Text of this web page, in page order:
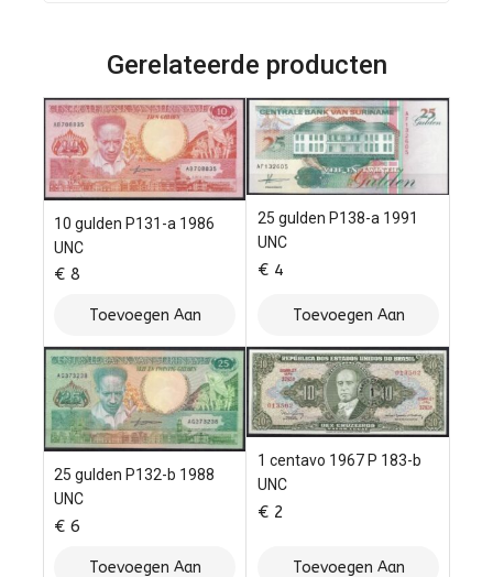
Gerelateerde producten
10 gulden P131-a 1986
UNC
€ 8
Toevoegen Aan
Winkelwagen
25 gulden P138-a 1991
UNC
€ 4
Toevoegen Aan
Winkelwagen
25 gulden P132-b 1988
UNC
€ 6
Toevoegen Aan
1 centavo 1967 P 183-b
UNC
€ 2
Toevoegen Aan